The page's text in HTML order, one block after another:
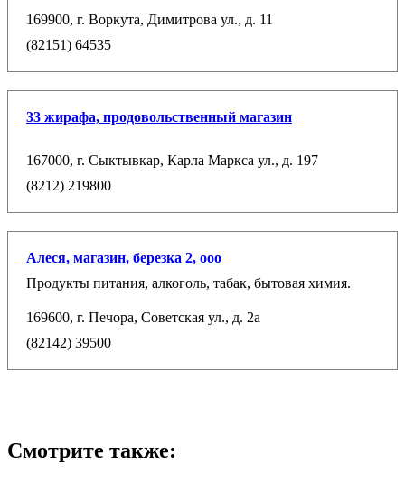
169900, г. Воркута, Димитрова ул., д. 11
(82151) 64535
33 жирафа, продовольственный магазин
167000, г. Сыктывкар, Карла Маркса ул., д. 197
(8212) 219800
Алеся, магазин, березка 2, ооо
Продукты питания, алкоголь, табак, бытовая химия.
169600, г. Печора, Советская ул., д. 2а
(82142) 39500
Смотрите также: